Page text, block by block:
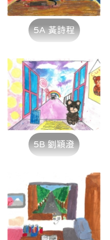
5A 黃詩程
5B 劉穎澄